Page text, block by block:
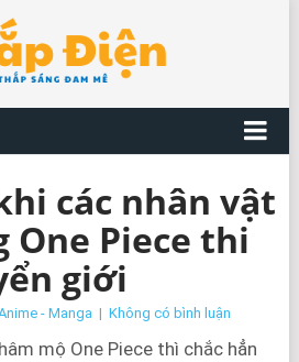
các nhân vật
One Piece thi
giới
- Manga | Không có bình luận
mộ One Piece thì chắc hẳn